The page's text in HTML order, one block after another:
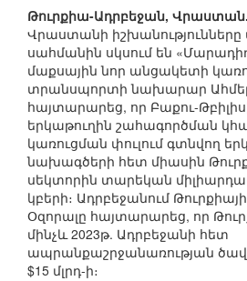
Թուրքիա-Ադրբեջան, Վրաստան.
Վրաստանի
սահմանին սկսում են
մաքսային նոր անցակետի
տրանսպորտի նախարար
հայտարարեց, որ Բաքու-
երկաթուղին շահագործման
կառուցման փուլում գտնվող
նախագծերի հետ միասին
սեկտորին տարեկան
կբերի։ Ադրբեջանում
Օզորալը հայտարարեց, որ
մինչև 2023թ. Ադրբեջանի հետ
ապրանքաշրջանառության
$15 մլրդ-ի։